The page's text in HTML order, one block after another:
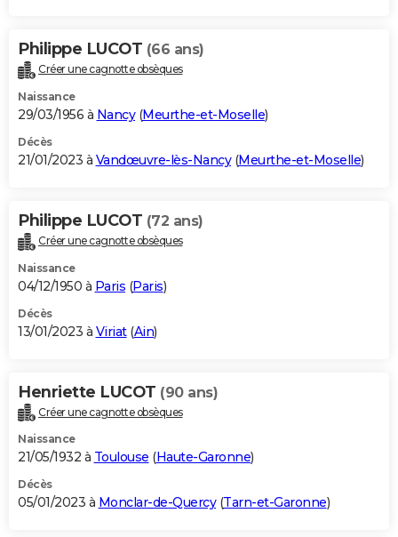
Philippe LUCOT (66 ans)
Créer une cagnotte obsèques
Naissance
29/03/1956 à Nancy(Meurthe-et-Moselle)
Décès
21/01/2023 à Vandœuvre-lès-Nancy(Meurthe-et-Moselle)
Philippe LUCOT (72 ans)
Créer une cagnotte obsèques
Naissance
04/12/1950 à Paris (Paris)
Décès
13/01/2023 à Viriat(Ain)
Henriette LUCOT (90 ans)
Créer une cagnotte obsèques
Naissance
21/05/1932 à Toulouse (Haute-Garonne)
Décès
05/01/2023 à Monclar-de-Quercy(Tarn-et-Garonne)